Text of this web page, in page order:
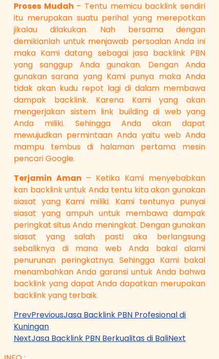
Proses Mudah – Tentu memicu backlink sendiri
itu merupakan suatu perihal yang merepotkan
jikalau dilakukan. Nah bersama dengan
demikianlah untuk menjawab persoalan Anda ini
maka Kami datang sebagai jasa backlink PBN
yang sanggup Anda gunakan. Dengan Anda
gunakan sarana yang Kami punya maka Anda
tidak akan kudu repot lagi di dalam membawa
dampak backlink. Karena Kami yang akan
mengerjakan sistem link building di web yang
Anda miliki. Sehingga Anda akan dapat
mewujudkan permintaan Anda yaitu web Anda
mampu tembus di halaman pertama mesin
pencari Google.
Terjamin Aman – Ketika Kami menyebabkan
kan backlink untuk Anda tentu kita akan gunakan
siasat yang Kami miliki. Kami tentunya punyai
siasat yang ampuh untuk membawa dampak
peringkat situs Anda meningkat. Dengan gunakan
siasat yang salah pasti aka berlangsung
sebaliknya di mana web Anda bakal alami
penurunan peringkatnya. Sehingga Kami bakal
menambahkan Anda garansi untuk Anda bahwa
backlink yang dapat Anda dapatkan merupakan
backlink yang terbaik.
PrevPreviousJasa Backlink PBN Profesional di
Kuningan
NextJasa Backlink PBN Berkualitas di BaliNext